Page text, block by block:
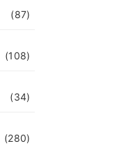
(87)
(108)
(34)
(280)